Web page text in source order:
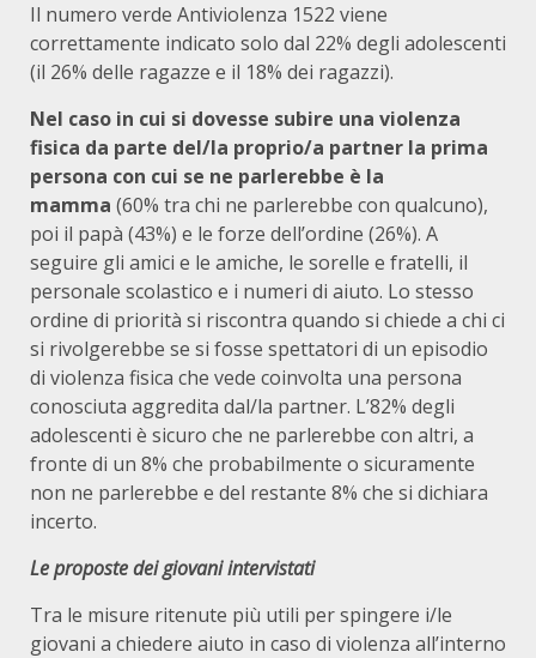
Il numero verde Antiviolenza 1522 viene
correttamente indicato solo dal 22% degli adolescenti
(il 26% delle ragazze e il 18% dei ragazzi).
Nel caso in cui si dovesse subire una violenza
fisica da parte del/la proprio/a partner la prima
persona con cui se ne parlerebbe è la
mamma (60% tra chi ne parlerebbe con qualcuno),
poi il papà (43%) e le forze dell’ordine (26%). A
seguire gli amici e le amiche, le sorelle e fratelli, il
personale scolastico e i numeri di aiuto. Lo stesso
ordine di priorità si riscontra quando si chiede a chi ci
si rivolgerebbe se si fosse spettatori di un episodio
di violenza fisica che vede coinvolta una persona
conosciuta aggredita dal/la partner. L’82% degli
adolescenti è sicuro che ne parlerebbe con altri, a
fronte di un 8% che probabilmente o sicuramente
non ne parlerebbe e del restante 8% che si dichiara
incerto.
Le proposte dei giovani intervistati
Tra le misure ritenute più utili per spingere i/le
giovani a chiedere aiuto in caso di violenza all’interno